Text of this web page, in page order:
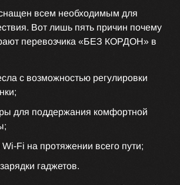
всем необходимым для
Вот лишь пять причин почему
перевозчика «БЕЗ КОРДОН» в
с возможностью регулировки
для поддержания комфортной
Fi на протяжении всего пути;
гаджетов.